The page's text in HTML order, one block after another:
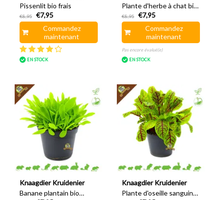
Pissenlit bio frais
€8,95
€7,95
Commandez
maintenant
EN STOCK
Plante d'herbe à chat bio
fraîche
€8,95
€7,95
Commandez
maintenant
Pas encore évalué(e)
EN STOCK
Knaagdier Kruidenier
Banane plantain bio
Knaagdier Kruidenier
Plante d'oseille sanguine